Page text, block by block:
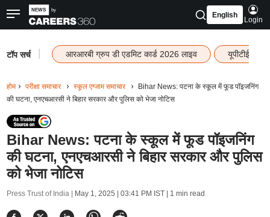
English
Login
टॉप सर्च आरआरबी ग्रुप डी एडमिट कार्ड 2026 लाइव यूपीटीईटी
होम परीक्षा समाचार स्कूल एग्जाम समाचार
Bihar News: पटना के स्कूल में फूड पॉइजनिंग
की घटना, एनएचआरसी ने बिहार सरकार और पुलिस को भेजा नोटिस
Bihar News: पटना के स्कूल में फूड पॉइजनिंग
की घटना, एनएचआरसी ने बिहार सरकार और पुलिस
को भेजा नोटिस
Press Trust of India | May 1, 2025 | 03:41 PM IST| 1 min read